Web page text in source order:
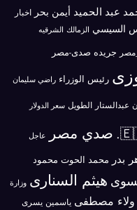
عبد الحميد أيمن بحر اخبار
السيسي الزمالك الشرقيه
جريده صدى-مصر
رئيس الوزراء راضي سليمان
عبدالستار الطويل سعر الدولار
صدي مصر عاجل
بدر محمد الحوت محمود
هيثم السنارى وزارة
ولاء مصطفى ياسمين يسرى